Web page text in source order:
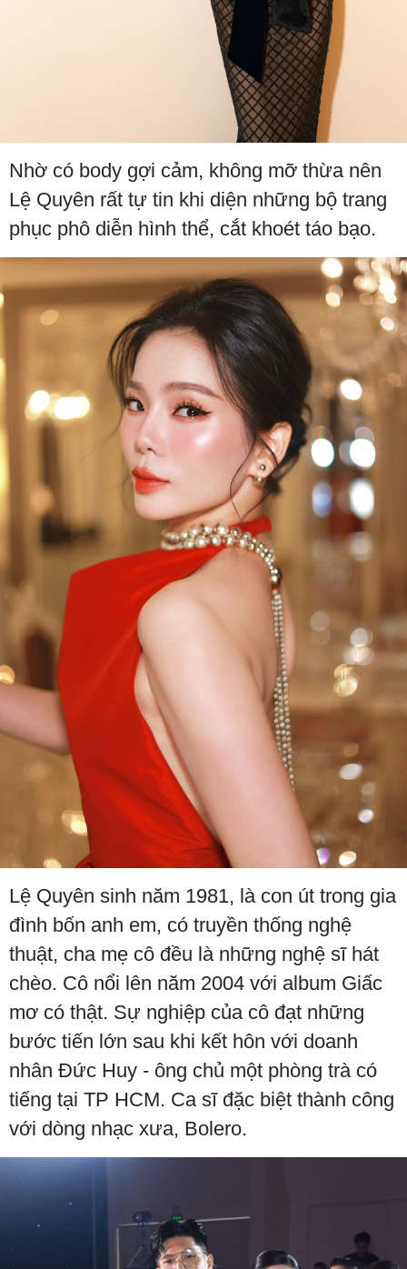
Nhờ có body gợi cảm, không mỡ thừa nên
Lệ Quyên rất tự tin khi diện những bộ trang
phục phô diễn hình thể, cắt khoét táo bạo.
Lệ Quyên sinh năm 1981, là con út trong gia
đình bốn anh em, có truyền thống nghệ
thuật, cha mẹ cô đều là những nghệ sĩ hát
chèo. Cô nổi lên năm 2004 với album Giấc
mơ có thật. Sự nghiệp của cô đạt những
bước tiến lớn sau khi kết hôn với doanh
nhân Đức Huy - ông chủ một phòng trà có
tiếng tại TP HCM. Ca sĩ đặc biệt thành công
với dòng nhạc xưa, Bolero.